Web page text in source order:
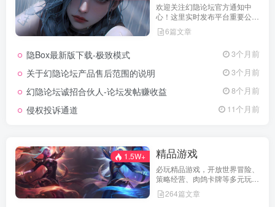
欢迎关注幻隐论坛官方通知中
心！这里实时发布平台重要公
告、活动规则、功能更新、安全
提醒及用户权益说明，确保每位
们坚持公开透明，通过权威通知
坛获得更优质、安全的使用体
验！立即查看，不错过关键信
息！
6篇文章
隐Box最新版下载-极致模式 3个月前
关于幻隐论坛产品售后范围的说明 3个月前
幻隐论坛诚招合伙人-论坛发帖赚收益 8个月前
侵权投诉通道 11个月前
1.5W+ 精品游戏
必玩精品游戏，开放世界冒险、
策略经营、肉鸽卡牌等多元玩
法，满足不同玩家的喜好 。
264篇文章